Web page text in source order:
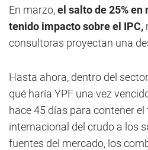
En marzo,el salto de 25% en
tenido impacto sobre el IPC,
consultoras proyectan una
Hasta ahora, dentro del
qué haría YPF una vez
hace 45 días para contener
internacional del crudo a los
fuentes del mercado, los